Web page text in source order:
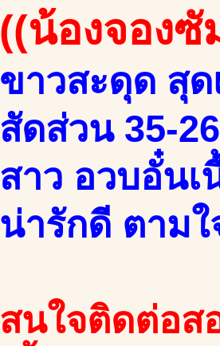
((น้องจองซั
ขาวสะดุด สุด
สัดส่วน 35-
สาว อวบอั๋น
น่ารักดี ตามใ
สนใจติดต่อส